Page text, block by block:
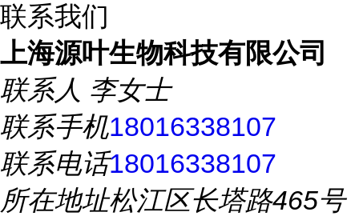
联系我们
上海源叶生物科技有限公司
联系人 李女士
联系手机18016338107
联系电话18016338107
所在地址松江区长塔路465号